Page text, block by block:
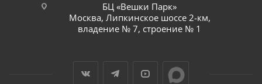
БЦ «Вешки Парк»
Москва, Липкинское шоссе 2-км,
владение № 7, строение № 1